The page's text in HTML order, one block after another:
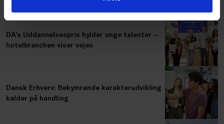
DA’s Uddannelsespris hylder unge talenter –
hotelbranchen viser vejen
Dansk Erhverv: Bekymrende karakterudvikling
kalder på handling